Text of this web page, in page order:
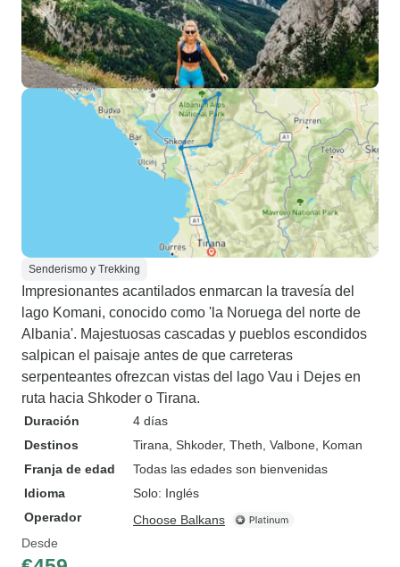
Senderismo y Trekking
Impresionantes acantilados enmarcan la travesía del
lago Komani, conocido como 'la Noruega del norte de
Albania'. Majestuosas cascadas y pueblos escondidos
salpican el paisaje antes de que carreteras
serpenteantes ofrezcan vistas del lago Vau i Dejes en
ruta hacia Shkoder o Tirana.
Duración
4 días
Destinos
Tirana , Shkoder, Theth , Valbone , Koman
Franja de edad
Todas las edades son bienvenidas
Idioma
Solo: Inglés
Operador
Choose Balkans
Desde